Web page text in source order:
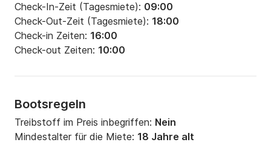
Check-In-Zeit (Tagesmiete): 09:00
Check-Out-Zeit (Tagesmiete): 18:00
Check-in Zeiten: 16:00
Check-out Zeiten: 10:00
Bootsregeln
Treibstoff im Preis inbegriffen: Nein
Mindestalter für die Miete: 18 Jahre alt